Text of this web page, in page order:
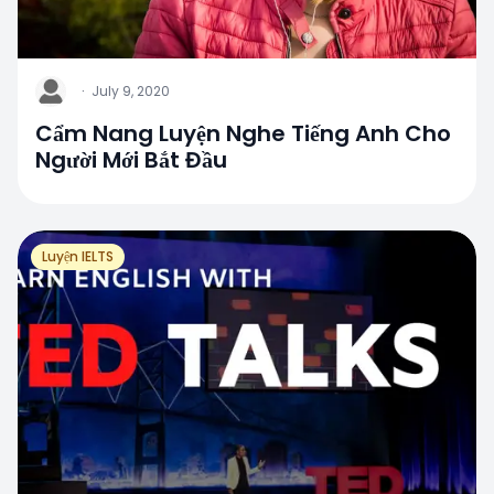
J · July 9, 2020
Cẩm Nang Luyện Nghe Tiếng Anh Cho
Người Mới Bắt Đầu
Luyện IELTS